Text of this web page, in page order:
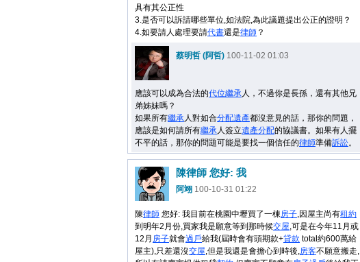
具有其公正性
3.是否可以訴請哪些單位,如法院,為此議題提出公正的證明？
4.如要請人處理要請代書還是律師 ？
蔡明哲 (阿哲) 100-11-02 01:03
應該可以成為合法的代位繼承人，不過你是長孫，還有其他兄
弟姊妹嗎？
如果所有繼承人對如合分配遺產都沒意見的話，那你的問題，
應該是如何請所有繼承人簽立遺產分配的協議書。如果有人擺
不平的話，那你的問題可能是要找一個信任的律師準備訴訟。
陳律師 您好: 我
阿翊 100-10-31 01:22
陳律師 您好: 我目前在桃園中壢買了一棟房子,因屋主尚有租約
到明年2月份,買家我是願意等到那時候交屋,可是在今年11月或
12月 房子就會過戶給我(屆時會有頭期款+貸款 total約600萬給
屋主),只差還沒交屋,但是我還是會擔心到時後,房客不願意搬走,